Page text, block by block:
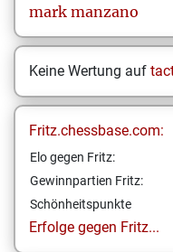
mark manzano
Keine Wertung auf
Fritz.chessbase.com:
Elo gegen Fritz:
Gewinnpartien Fritz:
Schönheitspunkte
Erfolge gegen Fritz...